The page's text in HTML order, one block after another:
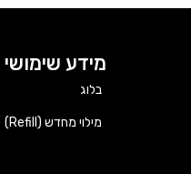
מידע שימושי
בלוג
מילוי מחדש (Refill)